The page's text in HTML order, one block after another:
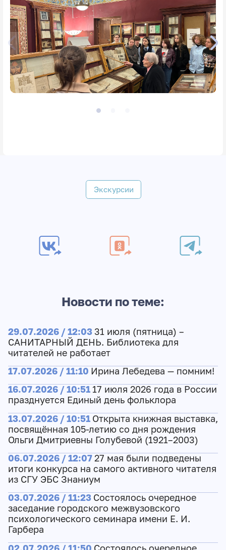
Экскурсии
Новости по теме:
29.07.2026 / 12:03 31 июля (пятница) –
САНИТАРНЫЙ ДЕНЬ. Библиотека для
читателей не работает
17.07.2026 / 11:10 Ирина Лебедева — помним!
16.07.2026 / 10:51 17 июля 2026 года в России
празднуется Единый день фольклора
13.07.2026 / 10:51 Открыта книжная выставка,
посвящённая 105-летию со дня рождения
Ольги Дмитриевны Голубевой (1921–2003)
06.07.2026 / 12:0727 мая были подведены
итоги конкурса на самого активного читателя
из СГУ ЭБС Знаниум
03.07.2026 / 11:23 Состоялось очередное
заседание городского межвузовского
психологического семинара имени Е. И.
Гарбера